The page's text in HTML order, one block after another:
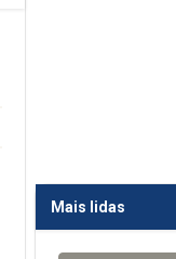
Mais lidas